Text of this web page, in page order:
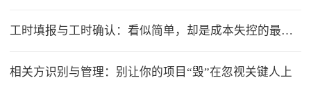
工时填报与工时确认：看似简单，却是成本失控的最大漏洞
相关方识别与管理：别让你的项目“毁”在忽视关键人上